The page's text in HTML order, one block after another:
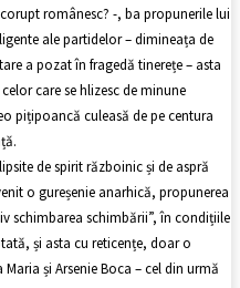
românesc? -, ba propunerile lui
ale partidelor – dimineața de
a pozat în fragedă tinerețe – asta
care se hlizesc de minune
pițipoancă culeasă de pe centura
de spirit războinic și de aspră
o gureșenie anarhică, propunerea
schimbarea schimbării”, în condițiile
și asta cu reticențe, doar o
și Arsenie Boca – cel din urmă